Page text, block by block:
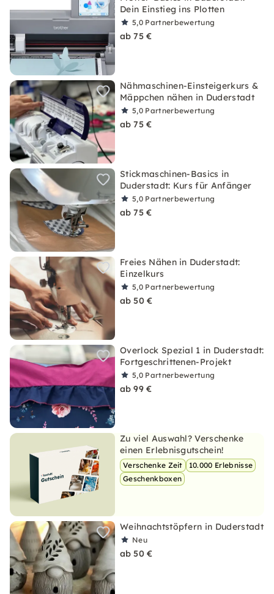
Dein Einstieg ins Plotten
5,0 Partnerbewertung
ab 75 €
Nähmaschinen-Einsteigerkurs &
Mäppchen nähen in Duderstadt
5,0 Partnerbewertung
ab 75 €
Stickmaschinen-Basics in
Duderstadt: Kurs für Anfänger
5,0 Partnerbewertung
ab 75 €
Freies Nähen in Duderstadt:
Einzelkurs
5,0 Partnerbewertung
ab 50 €
Overlock Spezial 1 in Duderstadt:
Fortgeschrittenen-Projekt
5,0 Partnerbewertung
ab 99 €
Zu viel Auswahl? Verschenke
einen Erlebnisgutschein!
Verschenke Zeit
10.000 Erlebnisse
Geschenkboxen
Weihnachtstöpfern in Duderstadt
Neu
ab 50 €